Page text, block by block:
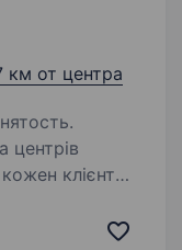
км от центра
клієнт
для